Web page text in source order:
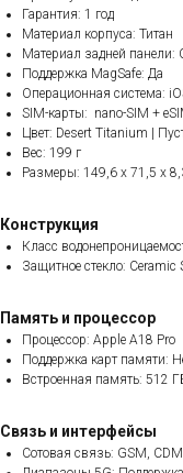
Гарантия: 1 год
Материал корпуса: Титан
Материал задней панели:
Поддержка MagSafe: Да
Операционная система:
SIM-карты: nano-SIM +
Цвет: Desert Titanium |
Вес: 199 г
Размеры: 149,6 x 71,5 x
Конструкция
Класс
Защитное стекло:
Память и процессор
Процессор: Apple A18 Pro
Поддержка карт памяти:
Встроенная память: 512
Связь и интерфейсы
Сотовая связь: GSM,